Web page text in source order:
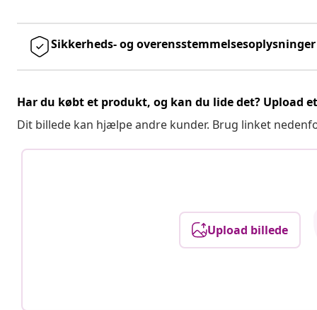
Sikkerheds- og overensstemmelsesoplysninger
Har du købt et produkt, og kan du lide det? Upload
Dit billede kan hjælpe andre kunder. Brug linket
Upload billede